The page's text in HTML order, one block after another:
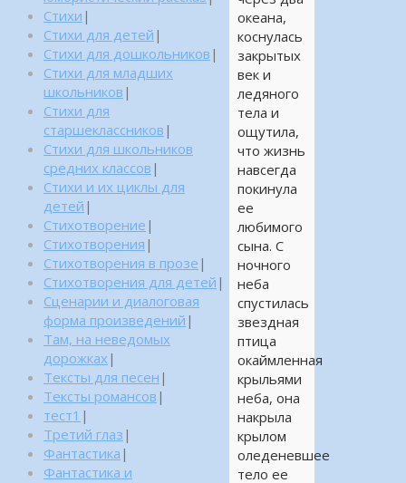
океана,
коснулась
закрытых
век и
ледяного
тела и
ощутила,
что жизнь
навсегда
покинула
ее
любимого
сына. С
ночного
неба
спустилась
звездная
птица
окаймленная
крыльями
неба, она
накрыла
крылом
оледеневшее
тело ее
Стихи |
Стихи для детей |
Стихи для дошкольников |
Стихи для младших
школьников |
Стихи для
старшеклассников |
Стихи для школьников
средних классов |
Стихи и их циклы для
детей |
Стихотворение |
Стихотворения |
Стихотворения в прозе |
Стихотворения для детей |
Сценарии и диалоговая
форма произведений |
Там, на неведомых
дорожках |
Тексты для песен |
Тексты романсов |
тест1 |
Третий глаз |
Фантастика |
Фантастика и